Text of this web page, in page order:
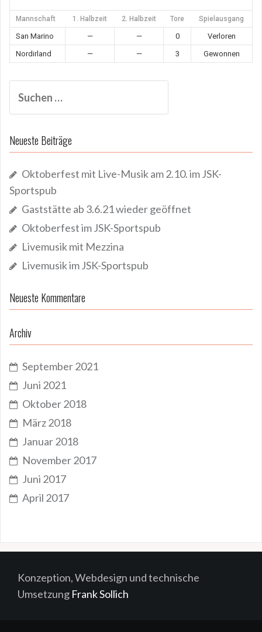
Mannschaft 1. Halbzeit 2. Halbzeit Tore Spielausgang
San Marino — — 0
Verloren
Nordirland
— — 3 Gewonnen
nach:
Neueste Beiträge
Oktoberfest mit Live-Musik am 2.10. im JSK-
Sportspub
Gaststätte ab 3.6.21 wieder geöffnet
Oktoberfest im JSK-Sportspub
Livemusik mit Mezzina
Livemusik im JSK-Sportspub
Neueste Kommentare
Archiv
September 2021
Juni 2021
Oktober 2018
März 2018
Januar 2018
November 2017
Juni 2017
April 2017
Konzeption, Webdesign und technische
Umsetzung Frank Sollich